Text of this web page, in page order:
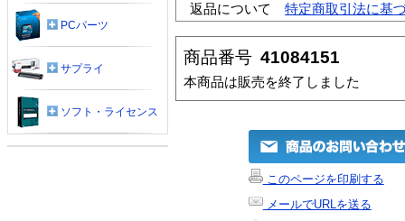
返品について
特定商取引法に基
商品番号 41084151
本商品は販売を終了しました
このページを印刷する
メールでURLを送る
PCパーツ
サプライ
ソフト・ライセンス